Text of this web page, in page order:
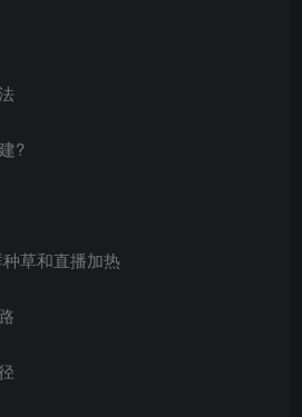
?
草和直播加热